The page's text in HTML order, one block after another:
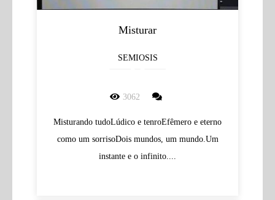
Misturar
SEMIOSIS
3062
Misturando tudoLúdico e tenroEfêmero e eterno
como um sorrisoDois mundos, um mundo.Um
instante e o infinito....